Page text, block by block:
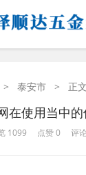
> 泰安市 > 正文
在使用当中
1099 点赞 0 评